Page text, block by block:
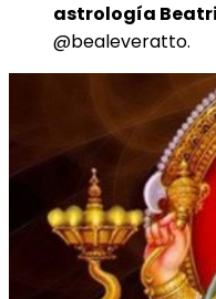
astrología
@bealeveratto.